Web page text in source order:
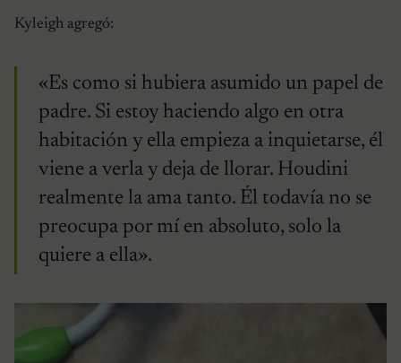
Kyleigh agregó:
«Es como si hubiera asumido un papel de
padre. Si estoy haciendo algo en otra
habitación y ella empieza a inquietarse, él
viene a verla y deja de llorar. Houdini
realmente la ama tanto. Él todavía no se
preocupa por mí en absoluto, solo la
quiere a ella».